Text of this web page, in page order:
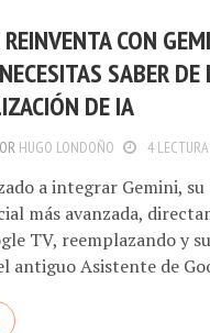
CON
SABER DE
DE IA
HUGO LONDOÑO 4
a integrar Gemini, su
más avanzada,
TV, reemplazando y
antiguo Asistente de